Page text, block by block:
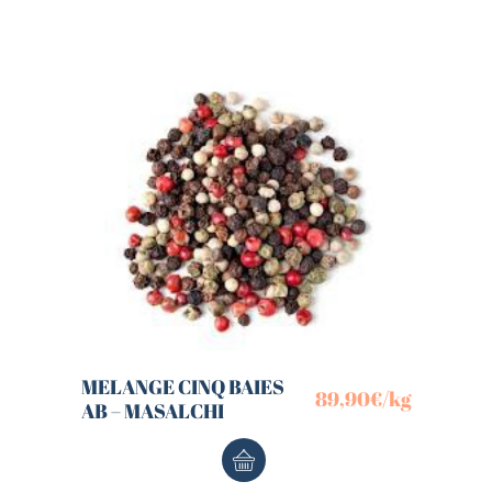
MELANGE CINQ BAIES
AB – MASALCHI
89,90€/kg